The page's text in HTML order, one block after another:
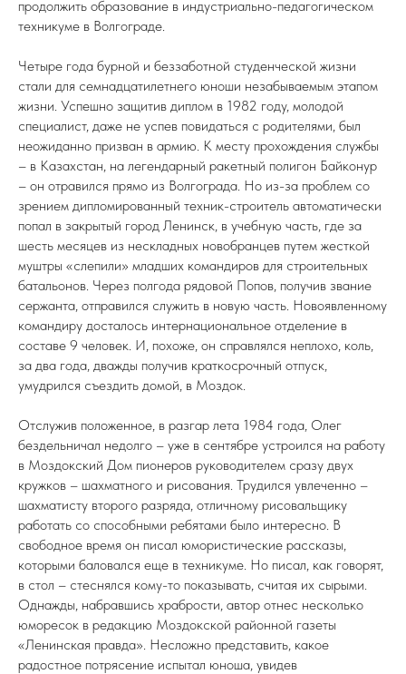
продолжить образование в индустриально-педагогическом
техникуме в Волгограде.
Четыре года бурной и беззаботной студенческой жизни
стали для семнадцатилетнего юноши незабываемым этапом
жизни. Успешно защитив диплом в 1982 году, молодой
специалист, даже не успев повидаться с родителями, был
неожиданно призван в армию. К месту прохождения службы
– в Казахстан, на легендарный ракетный полигон Байконур
– он отравился прямо из Волгограда. Но из-за проблем со
зрением дипломированный техник-строитель автоматически
попал в закрытый город Ленинск, в учебную часть, где за
шесть месяцев из нескладных новобранцев путем жесткой
муштры «слепили» младших командиров для строительных
батальонов. Через полгода рядовой Попов, получив звание
сержанта, отправился служить в новую часть. Новоявленному
командиру досталось интернациональное отделение в
составе 9 человек. И, похоже, он справлялся неплохо, коль,
за два года, дважды получив краткосрочный отпуск,
умудрился съездить домой, в Моздок.
Отслужив положенное, в разгар лета 1984 года, Олег
бездельничал недолго – уже в сентябре устроился на работу
в Моздокский Дом пионеров руководителем сразу двух
кружков – шахматного и рисования. Трудился увлеченно –
шахматисту второго разряда, отличному рисовальщику
работать со способными ребятами было интересно. В
свободное время он писал юмористические рассказы,
которыми баловался еще в техникуме. Но писал, как говорят,
в стол – стеснялся кому-то показывать, считая их сырыми.
Однажды, набравшись храбрости, автор отнес несколько
юморесок в редакцию Моздокской районной газеты
«Ленинская правда». Несложно представить, какое
радостное потрясение испытал юноша, увидев